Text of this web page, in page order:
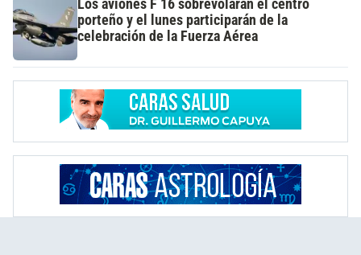
Los aviones F 16 sobrevolarán el centro
porteño y el lunes participarán de la
celebración de la Fuerza Aérea